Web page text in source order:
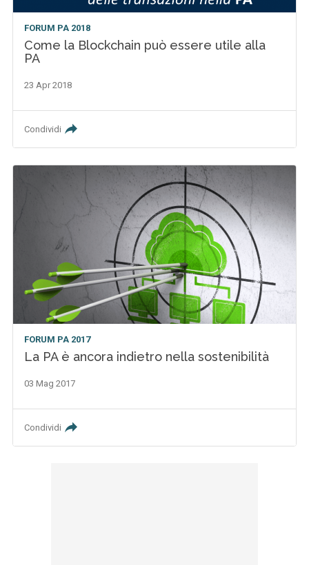
FORUM PA 2018
Come la Blockchain può essere utile alla
PA
23 Apr 2018
Condividi
FORUM PA 2017
La PA è ancora indietro nella sostenibilità
03 Mag 2017
Condividi